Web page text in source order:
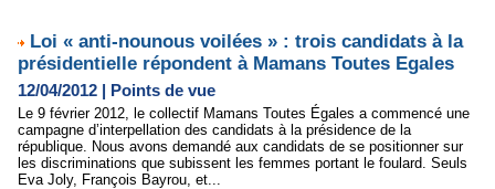
Loi « anti-nounous voilées » : trois candidats à la
présidentielle répondent à Mamans Toutes Egales
12/04/2012 | Points de vue
Le 9 février 2012, le collectif Mamans Toutes Égales a commencé une
campagne d’interpellation des candidats à la présidence de la
république. Nous avons demandé aux candidats de se positionner sur
les discriminations que subissent les femmes portant le foulard. Seuls
Eva Joly, François Bayrou, et...